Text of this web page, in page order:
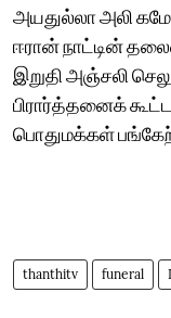
அயதுல்லா அலி
ஈரான் நாட்டின்
இறுதி அஞ்சலி
பிரார்த்தனைக்
பொதுமக்கள்
thanthitv funeral